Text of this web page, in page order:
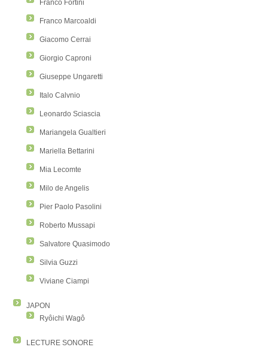
Franco Fortini
Franco Marcoaldi
Giacomo Cerrai
Giorgio Caproni
Giuseppe Ungaretti
Italo Calvnio
Leonardo Sciascia
Mariangela Gualtieri
Mariella Bettarini
Mia Lecomte
Milo de Angelis
Pier Paolo Pasolini
Roberto Mussapi
Salvatore Quasimodo
Silvia Guzzi
Viviane Ciampi
JAPON
Ryôichi Wagô
LECTURE SONORE